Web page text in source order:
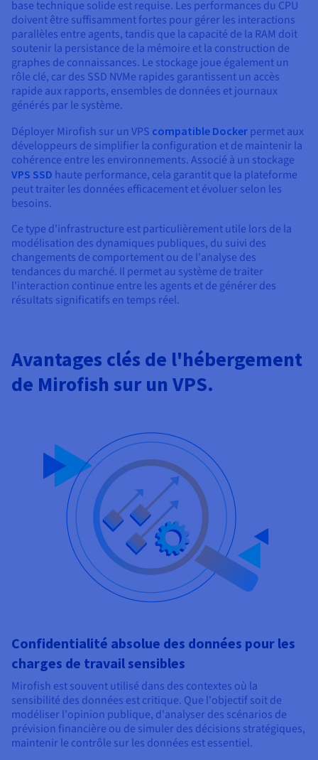
base technique solide est requise. Les performances du CPU
doivent être suffisamment fortes pour gérer les interactions
parallèles entre agents, tandis que la capacité de la RAM doit
soutenir la persistance de la mémoire et la construction de
graphes de connaissances. Le stockage joue également un
rôle clé, car des SSD NVMe rapides garantissent un accès
rapide aux rapports, ensembles de données et journaux
générés par le système.
Déployer Mirofish sur un VPS compatible Docker permet aux
développeurs de simplifier la configuration et de maintenir la
cohérence entre les environnements. Associé à un stockage
VPS SSD haute performance, cela garantit que la plateforme
peut traiter les données efficacement et évoluer selon les
besoins.
Ce type d'infrastructure est particulièrement utile lors de la
modélisation des dynamiques publiques, du suivi des
changements de comportement ou de l'analyse des
tendances du marché. Il permet au système de traiter
l'interaction continue entre les agents et de générer des
résultats significatifs en temps réel.
Avantages clés de l'hébergement
de Mirofish sur un VPS.
Confidentialité absolue des données pour les
charges de travail sensibles
Mirofish est souvent utilisé dans des contextes où la
sensibilité des données est critique. Que l'objectif soit de
modéliser l'opinion publique, d'analyser des scénarios de
prévision financière ou de simuler des décisions stratégiques,
maintenir le contrôle sur les données est essentiel.